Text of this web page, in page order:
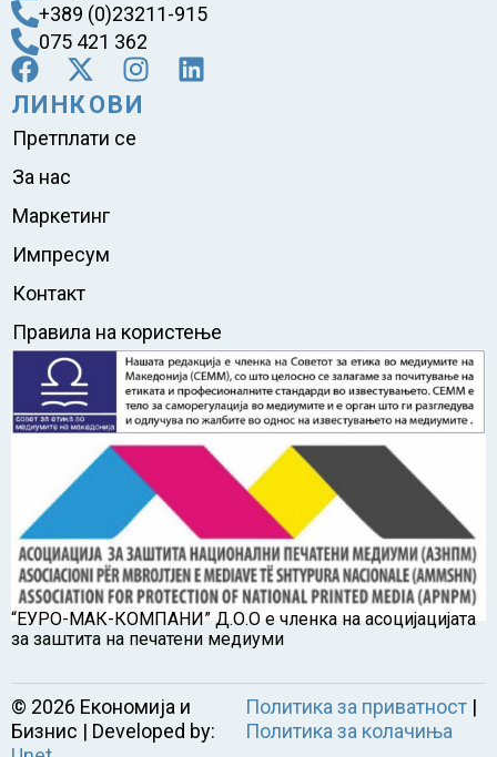
+389 (0)23211-915
075 421 362
ЛИНКОВИ
Претплати се
За нас
Маркетинг
Импресум
Контакт
Правила на користење
“ЕУРО-МАК-КОМПАНИ” Д.О.О е членка на асоцијацијата
за заштита на печатени медиуми
© 2026 Економија и
Бизнис | Developed by:
Политика за приватност|
Политика за колачиња